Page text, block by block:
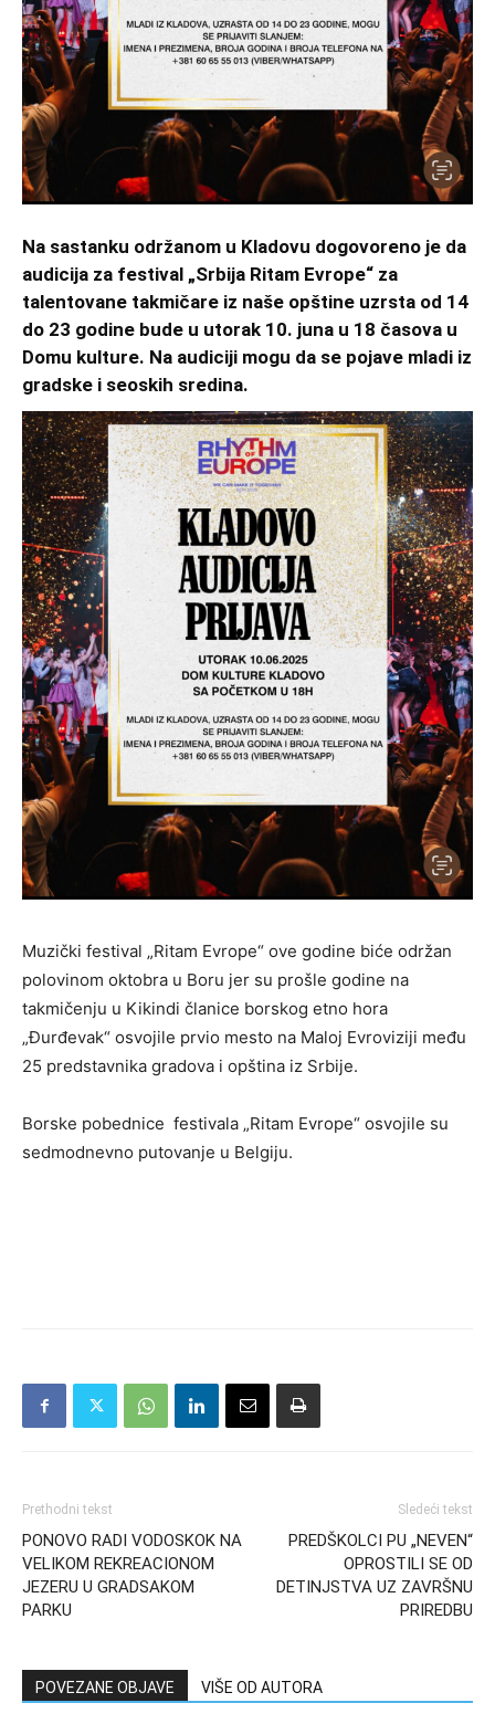
Na sastanku održanom u Kladovu dogovoreno je da
audicija za festival „Srbija Ritam Evrope“ za
talentovane takmičare iz naše opštine uzrsta od 14
do 23 godine bude u utorak 10. juna u 18 časova u
Domu kulture. Na audiciji mogu da se pojave mladi iz
gradske i seoskih sredina.
Muzički festival „Ritam Evrope“ ove godine biće održan
polovinom oktobra u Boru jer su prošle godine na
takmičenju u Kikindi članice borskog etno hora
„Đurđevak“ osvojile prvio mesto na Maloj Evroviziji među
25 predstavnika gradova i opština iz Srbije.
Borske pobednice festivala „Ritam Evrope“ osvojile su
sedmodnevno putovanje u Belgiju.
Prethodni tekst
PONOVO RADI VODOSKOK NA
VELIKOM REKREACIONOM
JEZERU U GRADSAKOM
PARKU
Sledeći tekst
PREDŠKOLCI PU „NEVEN“
OPROSTILI SE OD
DETINJSTVA UZ ZAVRŠNU
PRIREDBU
POVEZANE OBJAVE VIŠE OD AUTORA